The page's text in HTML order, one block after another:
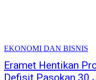
EKONOMI DAN BISNIS
Eramet Hentikan
Defisit Pasokan 30